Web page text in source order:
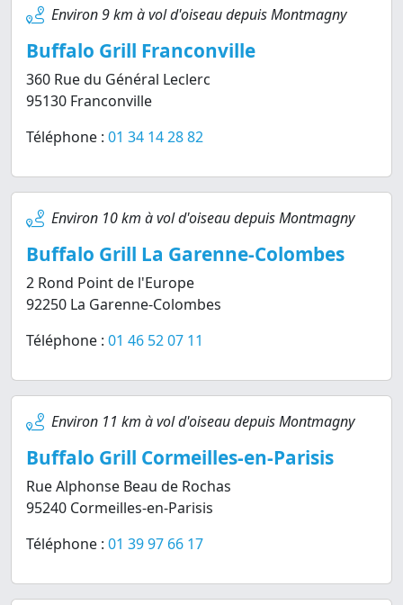
Environ 9 km à vol d'oiseau depuis Montmagny
Buffalo Grill Franconville
360 Rue du Général Leclerc
95130 Franconville
Téléphone : 01 34 14 28 82
Environ 10 km à vol d'oiseau depuis Montmagny
Buffalo Grill La Garenne-Colombes
2 Rond Point de l'Europe
92250 La Garenne-Colombes
Téléphone : 01 46 52 07 11
Environ 11 km à vol d'oiseau depuis Montmagny
Buffalo Grill Cormeilles-en-Parisis
Rue Alphonse Beau de Rochas
95240 Cormeilles-en-Parisis
Téléphone : 01 39 97 66 17